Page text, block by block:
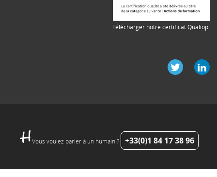
Télécharger notre certificat Qualiopi
Vous voulez parler à un humain ? +33(0)1 84 17 38 96